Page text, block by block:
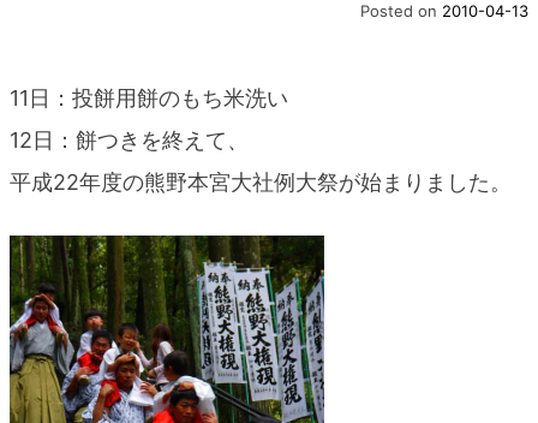
くまのバックパッカーズ
くまのエクスペリエンス
blog
Posted on 2010-04-13
11日：投餅用餅のもち米洗い
12日：餅つきを終えて、
平成22年度の熊野本宮大社例大祭が始まりました。